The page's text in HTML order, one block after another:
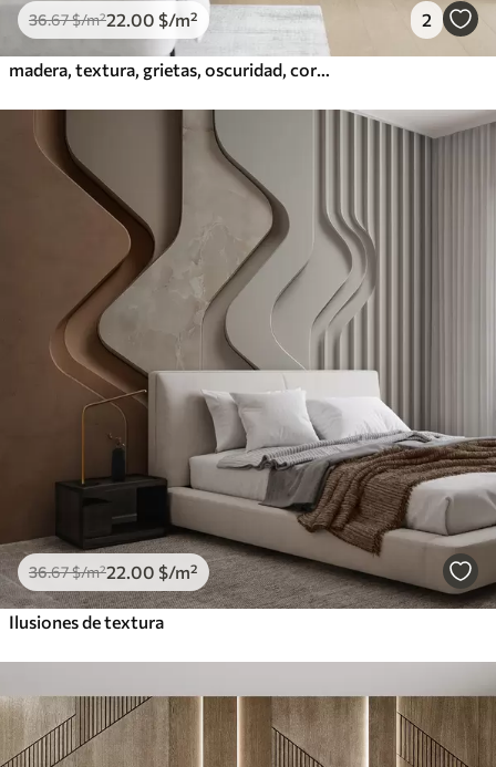
36.67$/m²22 .00 $/m² 2
36.67$/m²22 .00 $/m²
Ilusiones de textura